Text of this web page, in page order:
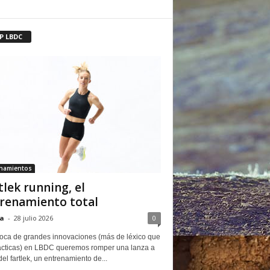
LBDC
running, el
total
- 28 julio 2026 0
de grandes innovaciones (más de léxico que
en LBDC queremos romper una lanza a
fartlek, un entrenamiento de...